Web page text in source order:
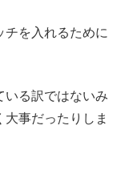
チを入れるために
いる訳ではないみ
事だったりしま